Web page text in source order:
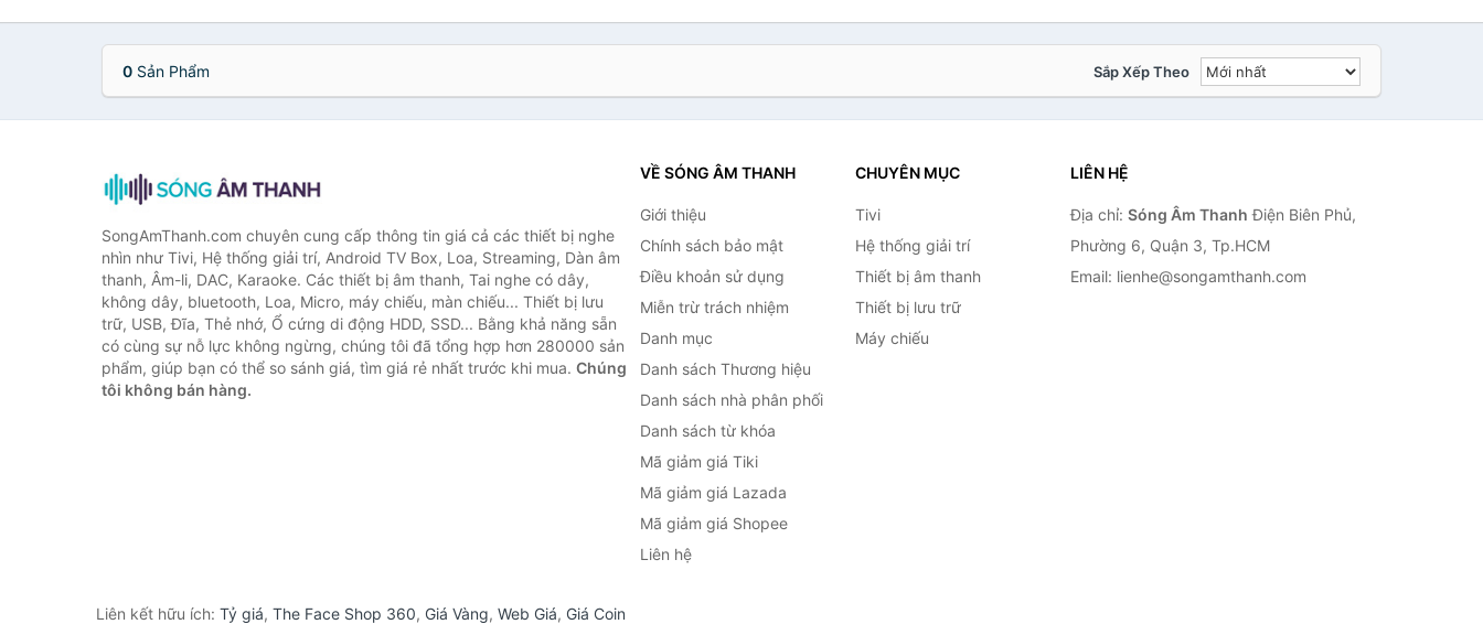
0 Sản Phẩm Sắp Xếp Theo
SongAmThanh.com chuyên cung cấp thông tin giá cả các thiết bị nghe
nhìn như Tivi, Hệ thống giải trí, Android TV Box, Loa, Streaming, Dàn âm
thanh, Âm-li, DAC, Karaoke. Các thiết bị âm thanh, Tai nghe có dây,
không dây, bluetooth, Loa, Micro, máy chiếu, màn chiếu... Thiết bị lưu
trữ, USB, Đĩa, Thẻ nhớ, Ổ cứng di động HDD, SSD... Bằng khả năng sẵn
có cùng sự nỗ lực không ngừng, chúng tôi đã tổng hợp hơn 280000 sản
phẩm, giúp bạn có thể so sánh giá, tìm giá rẻ nhất trước khi mua. Chúng
tôi không bán hàng.
VỀ SÓNG ÂM THANH
Giới thiệu
Chính sách bảo mật
Điều khoản sử dụng
Miễn trừ trách nhiệm
Danh mục
Danh sách Thương hiệu
Danh sách nhà phân phối
Danh sách từ khóa
Mã giảm giá Tiki
Mã giảm giá Lazada
Mã giảm giá Shopee
Liên hệ
CHUYÊN MỤC
Tivi
Hệ thống giải trí
Thiết bị âm thanh
Thiết bị lưu trữ
Máy chiếu
LIÊN HỆ
Địa chỉ: Sóng Âm Thanh Điện Biên Phủ,
Phường 6, Quận 3, Tp.HCM
Email: lienhe@songamthanh.com
Liên kết hữu ích: Tỷ giá, The Face Shop 360, Giá Vàng, Web Giá, Giá Coin